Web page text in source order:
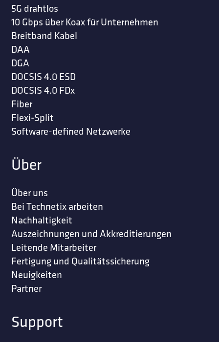
5G drahtlos
10 Gbps über Koax für Unternehmen
Breitband Kabel
DAA
DGA
DOCSIS 4.0 ESD
DOCSIS 4.0 FDx
Fiber
Flexi-Split
Software-defined Netzwerke
Über
Über uns
Bei Technetix arbeiten
Nachhaltigkeit
Auszeichnungen und Akkreditierungen
Leitende Mitarbeiter
Fertigung und Qualitätssicherung
Neuigkeiten
Partner
Support